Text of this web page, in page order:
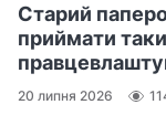
Старий
приймати
20 липня 2026